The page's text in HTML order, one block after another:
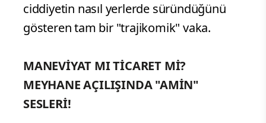
ciddiyetin nasıl yerlerde süründüğünü
gösteren tam bir "trajikomik" vaka.
MANEVİYAT MI TİCARET Mİ?
MEYHANE AÇILIŞINDA "AMİN"
SESLERİ!